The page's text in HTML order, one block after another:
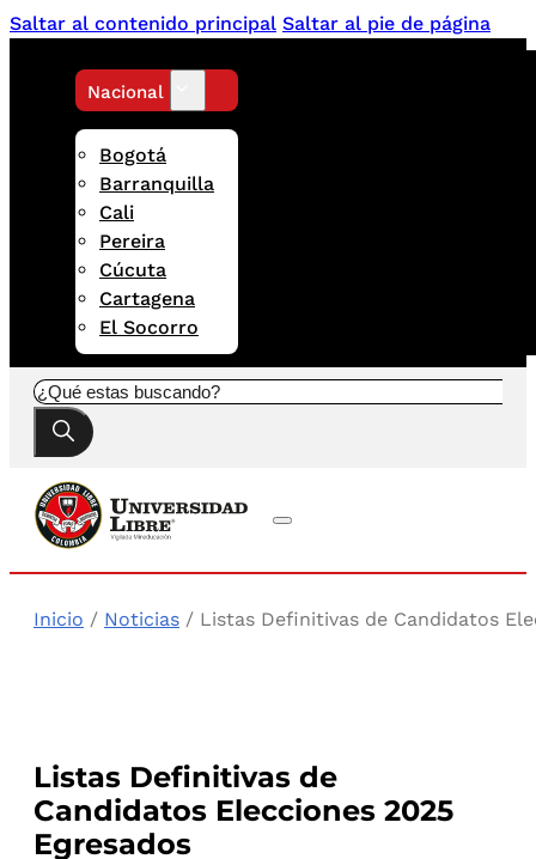
Saltar al contenido principal Saltar al pie de página
Nacional
Bogotá
Barranquilla
Cali
Pereira
Cúcuta
Cartagena
El Socorro
Buscar
Inicio / Noticias / Listas Definitivas de Candidatos
Listas Definitivas de
Candidatos Elecciones 2025
Egresados